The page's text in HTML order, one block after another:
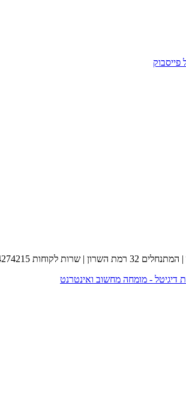
לקוחות 054-4274215 |
דיגיטל - מומחה מחשוב ואינטרנט